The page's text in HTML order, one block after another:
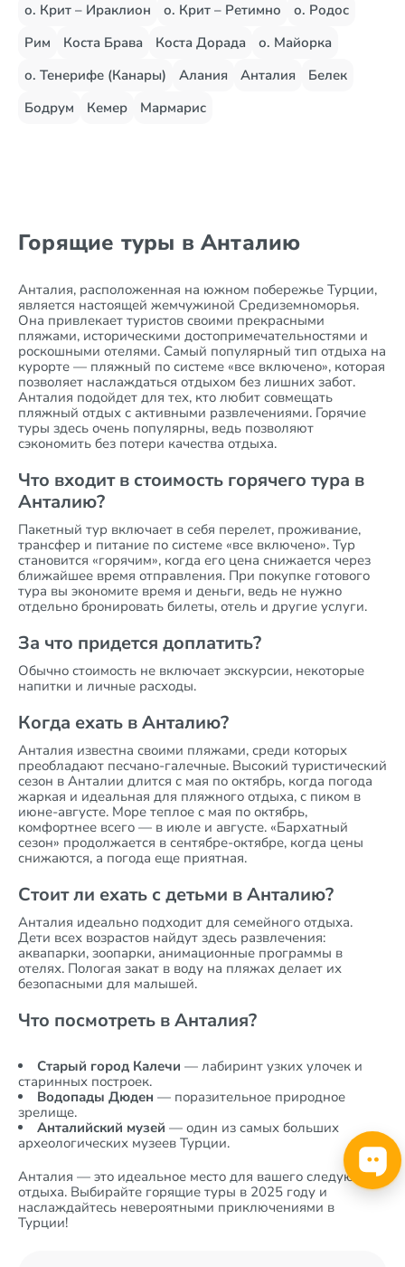
о. Крит – Ираклион
о. Крит – Ретимно
о. Родос
Рим
Коста Брава Коста Дорада
о. Майорка
о. Тенерифе (Канары)
Алания Анталия
Белек
Бодрум
Кемер Мармарис
Горящие туры в Анталию
Анталия, расположенная на южном побережье Турции,
является настоящей жемчужиной Средиземноморья.
Она привлекает туристов своими прекрасными
пляжами, историческими достопримечательностями и
роскошными отелями. Самый популярный тип отдыха на
курорте — пляжный по системе «все включено», которая
позволяет наслаждаться отдыхом без лишних забот.
Анталия подойдет для тех, кто любит совмещать
пляжный отдых с активными развлечениями. Горячие
туры здесь очень популярны, ведь позволяют
сэкономить без потери качества отдыха.
Что входит в стоимость горячего тура в
Анталию?
Пакетный тур включает в себя перелет, проживание,
трансфер и питание по системе «все включено». Тур
становится «горячим», когда его цена снижается через
ближайшее время отправления. При покупке готового
тура вы экономите время и деньги, ведь не нужно
отдельно бронировать билеты, отель и другие услуги.
За что придется доплатить?
Обычно стоимость не включает экскурсии, некоторые
напитки и личные расходы.
Когда ехать в Анталию?
Анталия известна своими пляжами, среди которых
преобладают песчано-галечные. Высокий туристический
сезон в Анталии длится с мая по октябрь, когда погода
жаркая и идеальная для пляжного отдыха, с пиком в
июне-августе. Море теплое с мая по октябрь,
комфортнее всего — в июле и августе. «Бархатный
сезон» продолжается в сентябре-октябре, когда цены
снижаются, а погода еще приятная.
Стоит ли ехать с детьми в Анталию?
Анталия идеально подходит для семейного отдыха.
Дети всех возрастов найдут здесь развлечения:
аквапарки, зоопарки, анимационные программы в
отелях. Пологая закат в воду на пляжах делает их
безопасными для малышей.
Что посмотреть в Анталия?
Старый город Калечи — лабиринт узких улочек и
старинных построек.
Водопады Дюден — поразительное природное
зрелище.
Анталийский музей — один из самых больших
археологических музеев Турции.
Анталия — это идеальное место для вашего следующего
отдыха. Выбирайте горящие туры в 2025 году и
наслаждайтесь невероятными приключениями в
Турции!